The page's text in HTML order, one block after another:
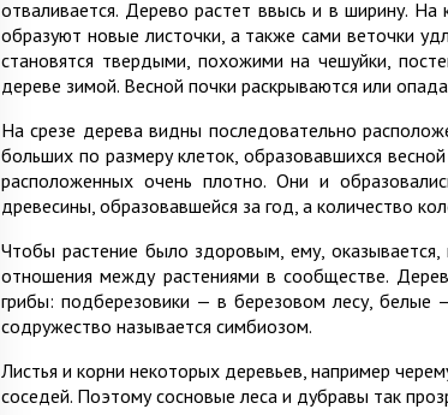
отваливается. Дерево растет ввысь и в ширину.
образуют новые листочки, а также сами веточки
становятся твердыми, похожими на чешуйки,
дереве зимой. Весной почки раскрываются или
На срезе дерева видны последовательно
больших по размеру клеток, образовавшихся
расположенных очень плотно. Они и
древесины, образовавшейся за год, а количество
Чтобы растение было здоровым, ему,
отношения между растениями в сообществе.
грибы: подберезовики — в березовом лесу, белые
содружество называется симбиозом.
Листья и корни некоторых деревьев, например
соседей. Поэтому сосновые леса и дубравы так